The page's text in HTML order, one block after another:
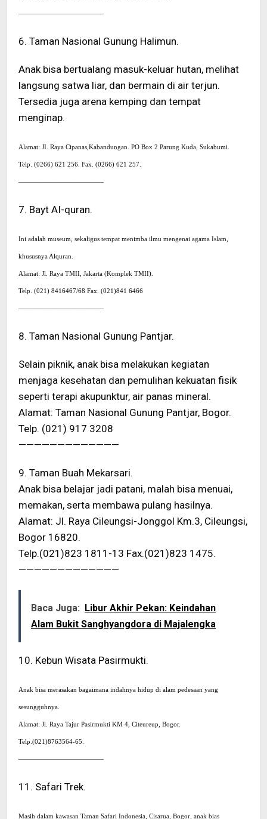
—————————————
6. Taman Nasional Gunung Halimun.
Anak bisa bertualang masuk-keluar hutan, melihat
langsung satwa liar, dan bermain di air terjun.
Tersedia juga arena kemping dan tempat
menginap.
Alamat: JI. Raya Cipanas,Kabandungan. PO Box 2 Parung Kuda, Sukabumi.
Telp. (0266) 621 256. Fax. (0266) 621 257.
—————————————
7. Bayt AI-quran.
Ini adalah museum, sekaligus tempat menimba ilmu mengenai agama Islam,
khususnya Alquran.
Alamat: Jl. Raya TMII, Jakarta (Komplek TMII).
Telp. (021) 8416467/68 Fax. (021)841 6466
—————————————
8. Taman Nasional Gunung Pantjar.
Selain piknik, anak bisa melakukan kegiatan
menjaga kesehatan dan pemulihan kekuatan fisik
seperti terapi akupunktur, air panas mineral.
Alamat: Taman Nasional Gunung Pantjar, Bogor.
Telp. (021) 917 3208
—————————————
9. Taman Buah Mekarsari.
Anak bisa belajar jadi patani, malah bisa menuai,
memakan, serta membawa pulang hasilnya.
Alamat: Jl. Raya Cileungsi-Jonggol Km.3, Cileungsi,
Bogor 16820.
Telp.(021)823 1811-13 Fax.(021)823 1475.
—————————————
Baca Juga: Libur Akhir Pekan: Keindahan
Alam Bukit Sanghyangdora di Majalengka
10. Kebun Wisata Pasirmukti.
Anak bisa merasakan bagaimana indahnya hidup di alam pedesaan yang
sesungguhnya.
Alamat: Jl. Raya Tajur Pasirmukti KM 4, Citeureup, Bogor.
Telp.(021)8763564-65.
—————————————
11. Safari Trek.
Masih dalam kawasan Taman Safari Indonesia, Cisarua, Bogor, anak bias